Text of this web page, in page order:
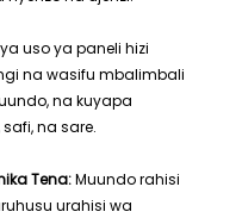
uso ya paneli hizi
na wasifu mbalimbali
na kuyapa
na sare.
Tena:Muundo rahisi
urahisi wa